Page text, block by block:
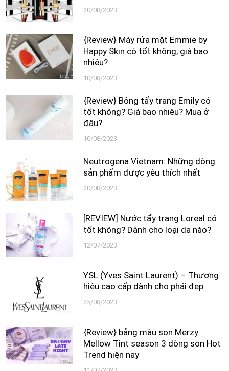
20/08/2023
{Review} Máy rửa mặt Emmie by
Happy Skin có tốt không, giá bao
nhiêu?
10/08/2023
{Review} Bông tẩy trang Emily có
tốt không? Giá bao nhiêu? Mua ở
đâu?
10/08/2023
Neutrogena Vietnam: Những dòng
sản phẩm được yêu thích nhất
20/08/2023
[REVIEW] Nước tẩy trang Loreal có
tốt không? Dành cho loại da nào?
12/07/2023
YSL (Yves Saint Laurent) – Thương
hiệu cao cấp dành cho phái đẹp
25/08/2023
{Review} bảng màu son Merzy
Mellow Tint season 3 dòng son Hot
Trend hiện nay